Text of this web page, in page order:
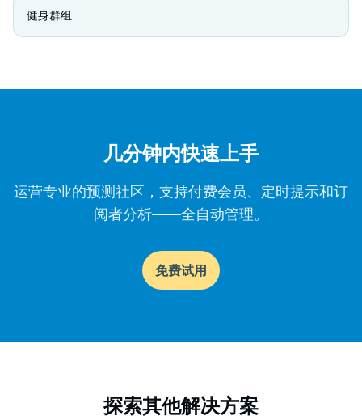
健身群组
几分钟内快速上手
运营专业的预测社区，支持付费会员、定时提示和订
阅者分析——全自动管理。
免费试用
探索其他解决方案